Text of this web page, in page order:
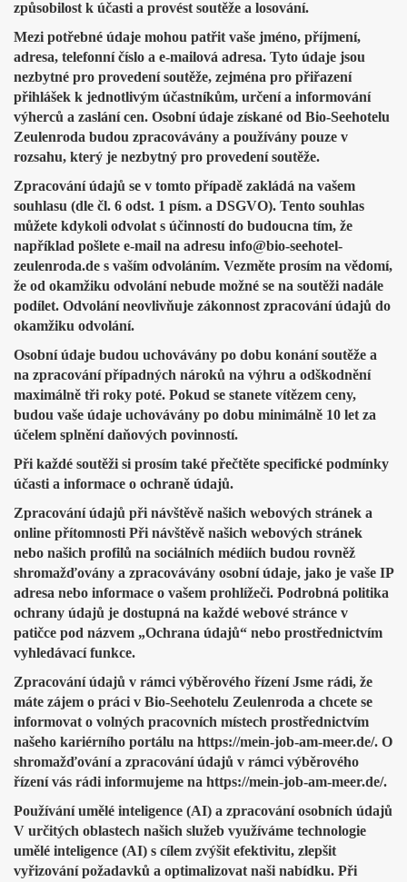
způsobilost k účasti a provést soutěže a losování.
Mezi potřebné údaje mohou patřit vaše jméno, příjmení,
adresa, telefonní číslo a e-mailová adresa. Tyto údaje jsou
nezbytné pro provedení soutěže, zejména pro přiřazení
přihlášek k jednotlivým účastníkům, určení a informování
výherců a zaslání cen. Osobní údaje získané od Bio-Seehotelu
Zeulenroda budou zpracovávány a používány pouze v
rozsahu, který je nezbytný pro provedení soutěže.
Zpracování údajů se v tomto případě zakládá na vašem
souhlasu (dle čl. 6 odst. 1 písm. a DSGVO). Tento souhlas
můžete kdykoli odvolat s účinností do budoucna tím, že
například pošlete e-mail na adresu info@bio-seehotel-
zeulenroda.de s vaším odvoláním. Vezměte prosím na vědomí,
že od okamžiku odvolání nebude možné se na soutěži nadále
podílet. Odvolání neovlivňuje zákonnost zpracování údajů do
okamžiku odvolání.
Osobní údaje budou uchovávány po dobu konání soutěže a
na zpracování případných nároků na výhru a odškodnění
maximálně tři roky poté. Pokud se stanete vítězem ceny,
budou vaše údaje uchovávány po dobu minimálně 10 let za
účelem splnění daňových povinností.
Při každé soutěži si prosím také přečtěte specifické podmínky
účasti a informace o ochraně údajů.
Zpracování údajů při návštěvě našich webových stránek a
online přítomnosti Při návštěvě našich webových stránek
nebo našich profilů na sociálních médiích budou rovněž
shromažďovány a zpracovávány osobní údaje, jako je vaše IP
adresa nebo informace o vašem prohlížeči. Podrobná politika
ochrany údajů je dostupná na každé webové stránce v
patičce pod názvem „Ochrana údajů“ nebo prostřednictvím
vyhledávací funkce.
Zpracování údajů v rámci výběrového řízení Jsme rádi, že
máte zájem o práci v Bio-Seehotelu Zeulenroda a chcete se
informovat o volných pracovních místech prostřednictvím
našeho kariérního portálu na https://mein-job-am-meer.de/. O
shromažďování a zpracování údajů v rámci výběrového
řízení vás rádi informujeme na https://mein-job-am-meer.de/.
Používání umělé inteligence (AI) a zpracování osobních údajů
V určitých oblastech našich služeb využíváme technologie
umělé inteligence (AI) s cílem zvýšit efektivitu, zlepšit
vyřizování požadavků a optimalizovat naši nabídku. Při